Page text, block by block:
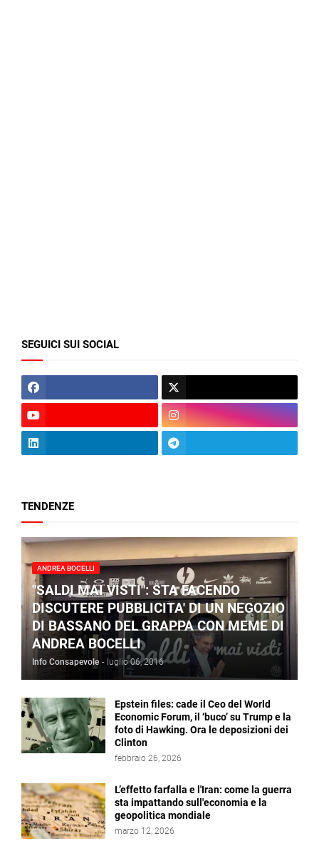
SEGUICI SUI SOCIAL
TENDENZE
ANDREA BOCELLI
"SALDI MAI VISTI": STA FACENDO
DISCUTERE PUBBLICITA' DI UN NEGOZIO
DI BASSANO DEL GRAPPA CON MEME DI
ANDREA BOCELLI
Info Consapevole - luglio 06, 2016
Epstein files: cade il Ceo del World
Economic Forum, il ‘buco’ su Trump e la
foto di Hawking. Ora le deposizioni dei
Clinton
febbraio 26, 2026
L’effetto farfalla e l'Iran: come la guerra
sta impattando sull'economia e la
geopolitica mondiale
marzo 12, 2026